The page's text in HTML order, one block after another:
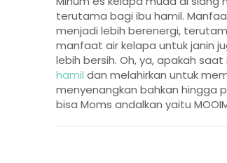
terutama bagi ibu hamil.
menjadi lebih berenergi,
manfaat air kelapa untuk janin
lebih bersih. Oh, ya, apakah
hamil dan melahirkan untuk
menyenangkan bahkan hingga
bisa Moms andalkan yaitu